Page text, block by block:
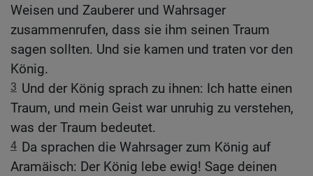
Weisen und Zauberer und Wahrsager
zusammenrufen, dass sie ihm seinen Traum
sagen sollten. Und sie kamen und traten vor den
König.
3 Und der König sprach zu ihnen: Ich hatte einen
Traum, und mein Geist war unruhig zu verstehen,
was der Traum bedeutet.
4 Da sprachen die Wahrsager zum König auf
Aramäisch: Der König lebe ewig! Sage deinen